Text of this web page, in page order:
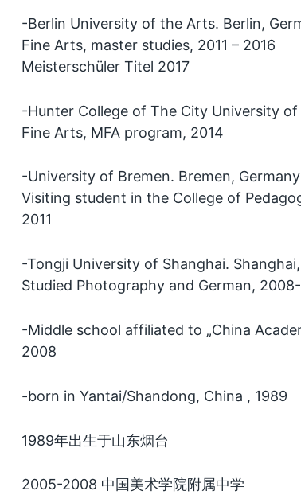
-Berlin University of the Arts. Berlin,
Fine Arts, master studies, 2011 – 2016
Meisterschüler Titel 2017
-Hunter College of The City University of
Fine Arts, MFA program, 2014
-University of Bremen. Bremen, Germany
Visiting student in the College of
2011
-Tongji University of Shanghai.
Studied Photography and German,
-Middle school affiliated to „China
2008
-born in Yantai/Shandong, China , 1989
1989年出生于山东烟台
2005-2008 中国美术学院附属中学